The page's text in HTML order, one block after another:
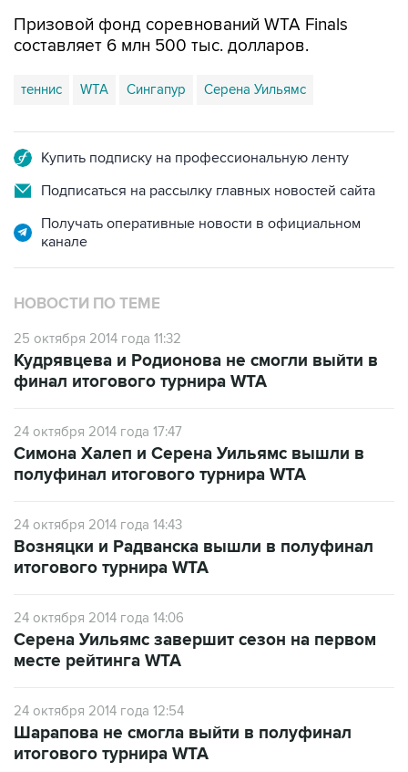
Призовой фонд соревнований WTA Finals
составляет 6 млн 500 тыс. долларов.
теннис WTA Сингапур Серена Уильямс
Купить подписку на профессиональную ленту
Подписаться на рассылку главных новостей сайта
Получать оперативные новости в официальном
канале
НОВОСТИ ПО ТЕМЕ
25 октября 2014 года 11:32
Кудрявцева и Родионова не смогли выйти в
финал итогового турнира WTA
24 октября 2014 года 17:47
Симона Халеп и Серена Уильямс вышли в
полуфинал итогового турнира WTA
24 октября 2014 года 14:43
Возняцки и Радванска вышли в полуфинал
итогового турнира WTA
24 октября 2014 года 14:06
Серена Уильямс завершит сезон на первом
месте рейтинга WTA
24 октября 2014 года 12:54
Шарапова не смогла выйти в полуфинал
итогового турнира WTA